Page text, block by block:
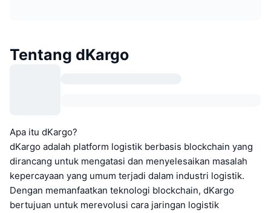
Tentang dKargo
Apa itu dKargo?
dKargo adalah platform logistik berbasis blockchain yang
dirancang untuk mengatasi dan menyelesaikan masalah
kepercayaan yang umum terjadi dalam industri logistik.
Dengan memanfaatkan teknologi blockchain, dKargo
bertujuan untuk merevolusi cara jaringan logistik